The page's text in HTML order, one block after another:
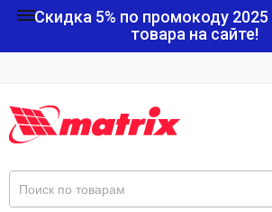
Скидка 5% по промокоду 2025
товара на сайте!